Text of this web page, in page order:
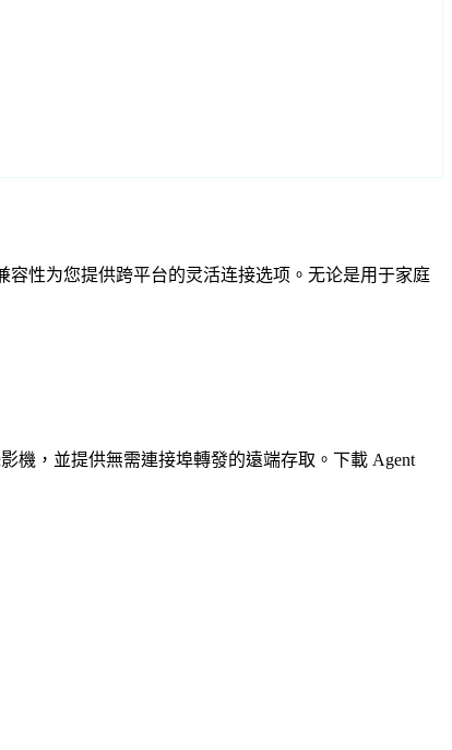
容性为您提供跨平台的灵活连接选项。无论是用于家庭
機，並提供無需連接埠轉發的遠端存取。下載 Agent